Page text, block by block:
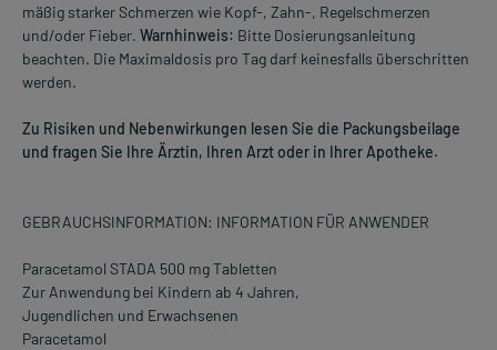
mäßig starker Schmerzen wie Kopf-, Zahn-, Regelschmerzen
und/oder Fieber. Warnhinweis: Bitte Dosierungsanleitung
beachten. Die Maximaldosis pro Tag darf keinesfalls überschritten
werden.
Zu Risiken und Nebenwirkungen lesen Sie die Packungsbeilage
und fragen Sie Ihre Ärztin, Ihren Arzt oder in Ihrer Apotheke.
GEBRAUCHSINFORMATION: INFORMATION FÜR ANWENDER
Paracetamol STADA 500 mg Tabletten
Zur Anwendung bei Kindern ab 4 Jahren,
Jugendlichen und Erwachsenen
Paracetamol